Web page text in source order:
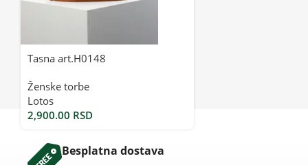
Tasna art.H0148
Ženske torbe
Lotos
2,900.00 RSD
Besplatna dostava